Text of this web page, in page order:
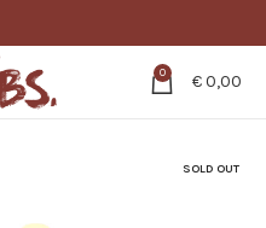
0 €0,00
SOLD OUT